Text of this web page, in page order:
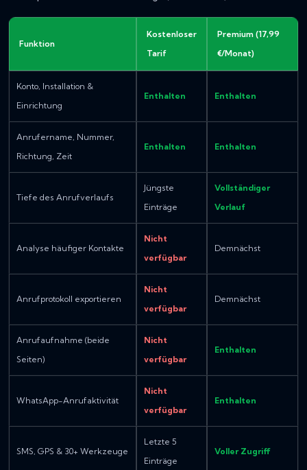
Funktion
Kostenloser
Tarif
Premium (17,99
€/Monat)
Konto, Installation &
Einrichtung
Enthalten Enthalten
Anrufername, Nummer,
Richtung, Zeit
Enthalten Enthalten
Tiefe des Anrufverlaufs
Jüngste
Einträge
Vollständiger
Verlauf
Analyse häufiger Kontakte
Nicht
verfügbar
Demnächst
Anrufprotokoll exportieren
Nicht
verfügbar
Demnächst
Anrufaufnahme (beide
Seiten)
Nicht
verfügbar
Enthalten
WhatsApp-Anrufaktivität
Nicht
verfügbar
Enthalten
SMS, GPS & 30+ Werkzeuge
Letzte 5
Einträge
Voller Zugriff